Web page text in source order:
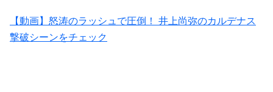
【動画】怒涛のラッシュで圧倒！ 井上尚弥のカルデナス
撃破シーンをチェック